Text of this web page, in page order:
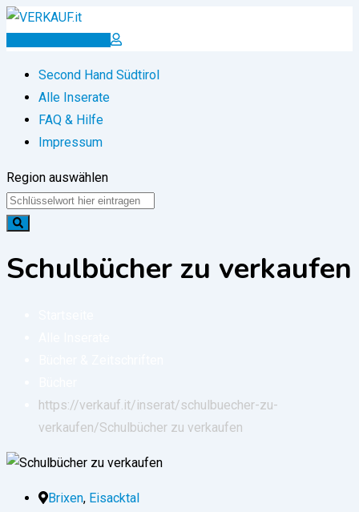
Zum
Inserat erstellen
Second Hand Südtirol
Alle Inserate
FAQ & Hilfe
Impressum
Region auswählen
Schulbücher zu verkaufen
https://verkauf.it/inserat/schulbuecher-zu-
verkaufen/Schulbücher zu verkaufen
Brixen, Eisacktal